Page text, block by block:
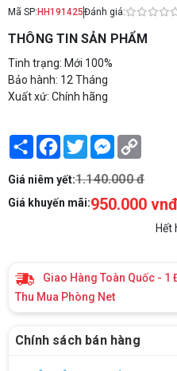
Mã SP: HH191425Đánh giá:
THÔNG TIN SẢN PHẨM
Tinh trạng: Mới 100%
Bảo hành: 12 Tháng
Xuất xứ: Chính hãng
Share Facebook
TwitterMessenger
Giá niêm yết:1.140.000 đ
Giá khuyến mãi:950.000 vnđ
Hết
Giao Hàng Toàn Quốc - 1
Thu Mua Phòng Net
Chính sách bán hàng